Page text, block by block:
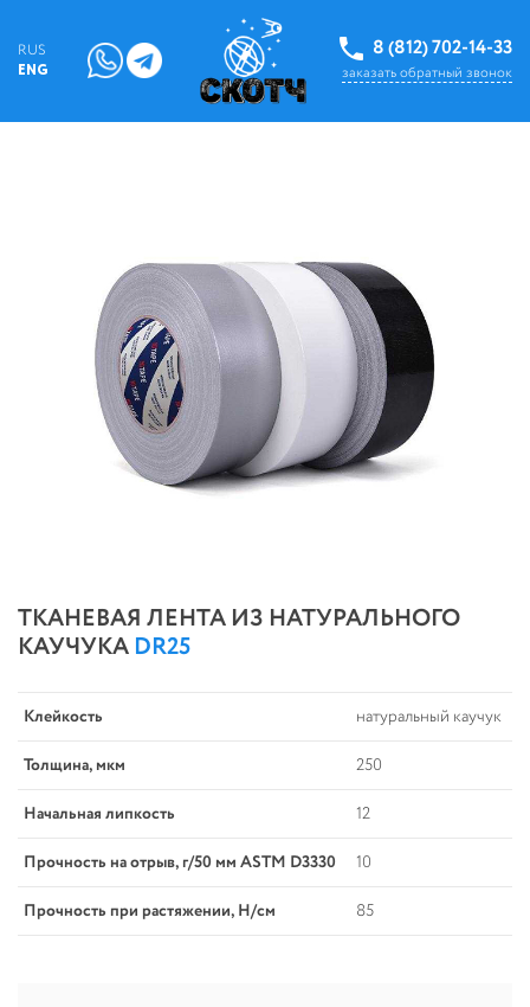
RUS
ENG
8 (812) 702-14-33
заказать обратный звонок
ТКАНЕВАЯ ЛЕНТА ИЗ НАТУРАЛЬНОГО
КАУЧУКА DR25
Клейкость натуральный каучук
Толщина, мкм 250
Начальная липкость 12
Прочность на отрыв, г/50 мм ASTM D3330 10
Прочность при растяжении, Н/см 85